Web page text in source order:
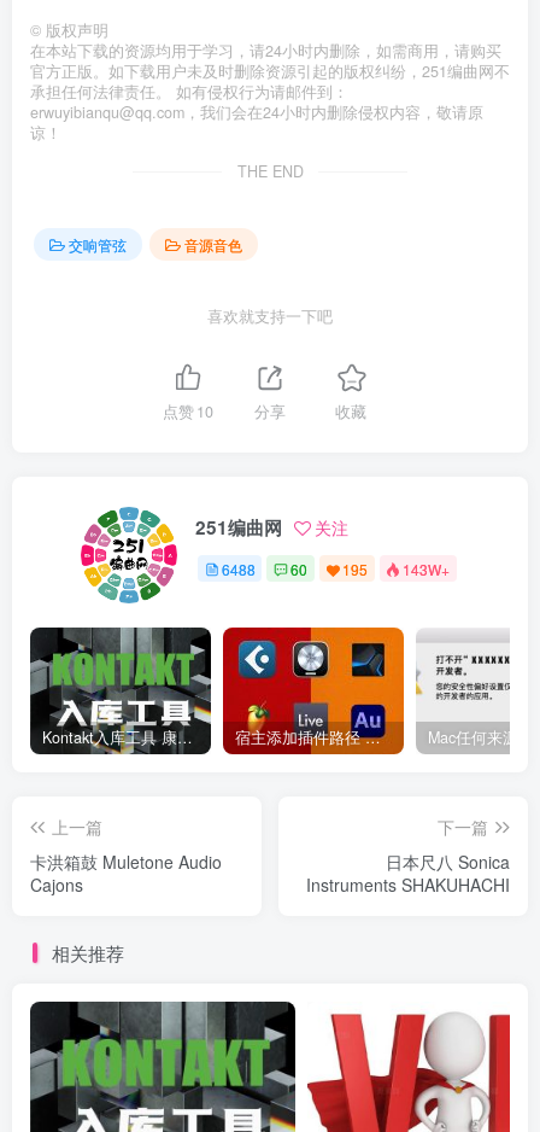
© 版权声明
在本站下载的资源均用于学习，请24小时内删除，如需商用，请购买
官方正版。如下载用户未及时删除资源引起的版权纠纷，251编曲网不
承担任何法律责任。 如有侵权行为请邮件到：
erwuyibianqu@qq.com，我们会在24小时内删除侵权内容，敬请原
谅！
THE END
交响管弦 音源音色
喜欢就支持一下吧
点赞10 分享 收藏
251编曲网 关注
6488 60 195 143W+
Kontakt入库工具 康泰克入库教程 宿主添加插件路径 插件路径设置 VSTPlugins路径
上一篇
卡洪箱鼓 Muletone Audio
Cajons
下一篇
日本尺八 Sonica
Instruments SHAKUHACHI
相关推荐